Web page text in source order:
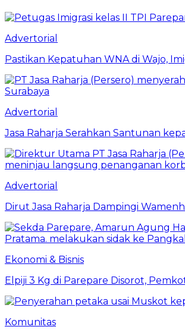
Advertorial
Pastikan Kepatuhan WNA di Wajo,
Advertorial
Jasa Raharja Serahkan Santunan
Advertorial
Dirut Jasa Raharja Dampingi
Ekonomi & Bisnis
Elpiji 3 Kg di Parepare Disorot,
Komunitas